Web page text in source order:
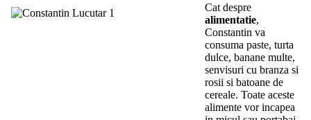
Cat despre
alimentatie,
Constantin va
consuma paste, turta
dulce, banane multe,
senvisuri cu branza si
rosii si batoane de
cereale. Toate aceste
alimente vor incapea